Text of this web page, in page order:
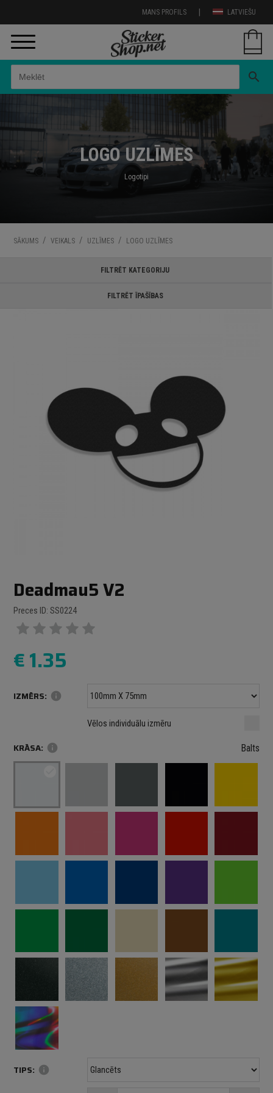
LATVIEŠU
|
MANS PROFILS
search
LOGO UZLĪMES
Logotipi
SĀKUMS / VEIKALS / UZLĪMES / LOGO UZLĪMES
FILTRĒT KATEGORIJU
FILTRĒT ĪPAŠĪBAS
Deadmau5 V2
Preces ID: SS0224
€1.35
IZMĒRS: info
mm mm
Maksimālais izmērs: 1000 mm
Vēlos individuālu izmēru
KRĀSA: info Balts
TIPS: info